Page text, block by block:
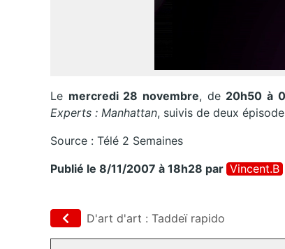
Le mercredi 28 novembre, de 20h50 à
Experts : Manhattan, suivis de deux
Source : Télé 2 Semaines
Publié le 8/11/2007 à 18h28 par Vincent.b
D'art d'art : Taddeï rapido